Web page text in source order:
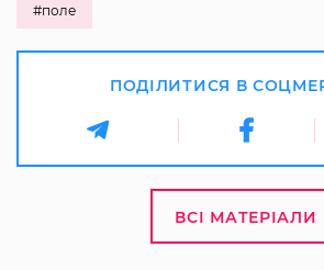
#поле
ПОДІЛИТИСЯ В
ВСІ МАТЕРІАЛИ